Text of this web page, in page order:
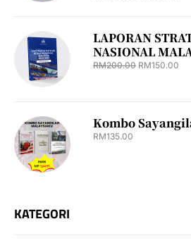
LAPORAN
NASIONAL
RM200.00 RM150.00
Kombo
RM135.00
KATEGORI